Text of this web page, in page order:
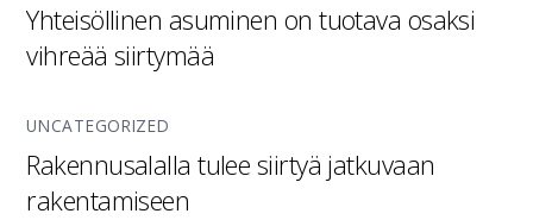
Yhteisöllinen asuminen on tuotava osaksi
vihreää siirtymää
UNCATEGORIZED
Rakennusalalla tulee siirtyä jatkuvaan
rakentamiseen